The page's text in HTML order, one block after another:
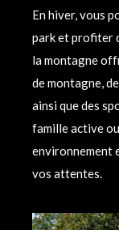
En hiver, vous
park et profiter
la montagne
de montagne,
ainsi que des
famille active
environnement
vos attentes.